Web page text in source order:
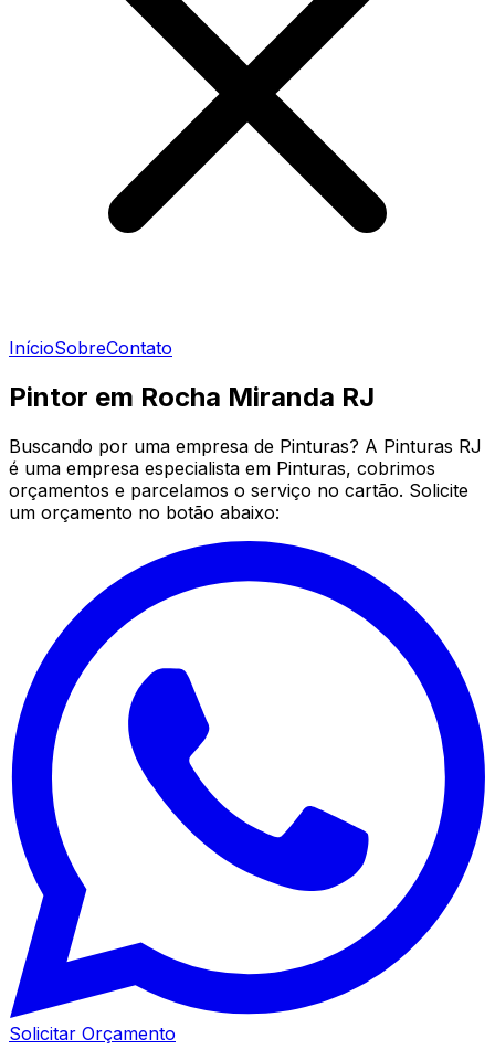
InícioSobreContato
Pintor em Rocha Miranda RJ
Buscando por uma empresa de Pinturas? A Pinturas RJ
é uma empresa especialista em Pinturas, cobrimos
orçamentos e parcelamos o serviço no cartão. Solicite
um orçamento no botão abaixo:
Solicitar Orçamento